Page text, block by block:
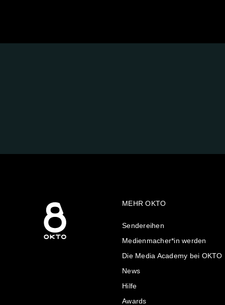
MEHR OKTO
Sendereihen
Medienmacher*in werden
Die Media Academy bei OKTO
News
Hilfe
Awards